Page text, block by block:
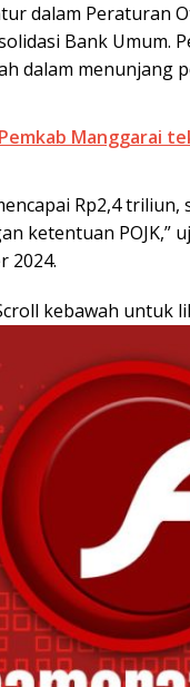
dalam Peraturan
Bank
dalam menunjang
Manggarai
Rp2,4
ketentuan POJK,”
2024.
kebawah untuk